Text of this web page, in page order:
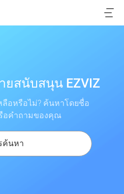
สนับสนุน EZVIZ
ลือหรือไม่? ค้นหาโดยชื่อ
คำถามของคุณ